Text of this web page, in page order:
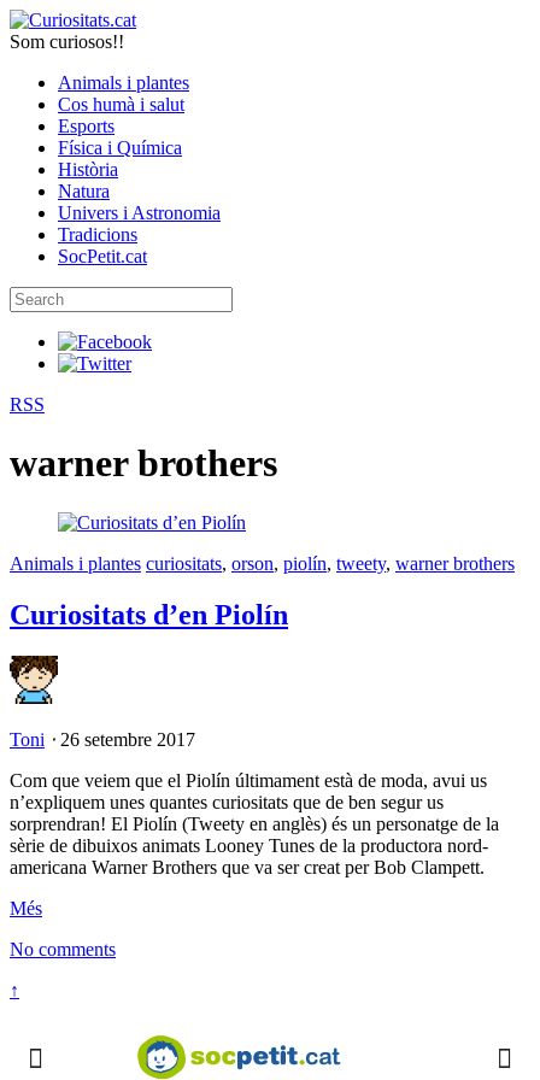
Som curiosos!!
Animals i plantes
Cos humà i salut
Esports
Física i Química
Història
Natura
Univers i Astronomia
Tradicions
SocPetit.cat
RSS
warner brothers
Animals i plantes curiositats, orson, piolín, tweety, warner brothers
Curiositats d’en Piolín
Toni ⋅ 26 setembre 2017
Com que veiem que el Piolín últimament està de moda, avui us
n’expliquem unes quantes curiositats que de ben segur us
sorprendran! El Piolín (Tweety en anglès) és un personatge de la
sèrie de dibuixos animats Looney Tunes de la productora nord-
americana Warner Brothers que va ser creat per Bob Clampett.
Més
No comments
↑